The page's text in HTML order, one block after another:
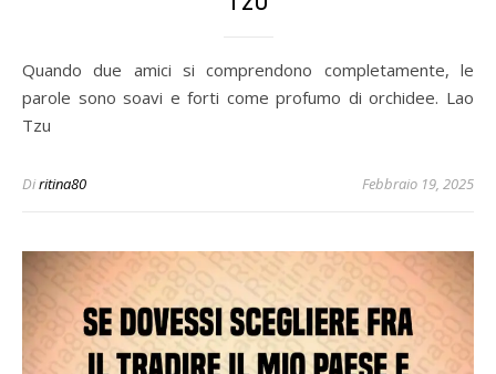
Quando due amici si comprendono completamente, le
parole sono soavi e forti come profumo di orchidee. Lao
Tzu
Diritina80 Febbraio 19, 2025